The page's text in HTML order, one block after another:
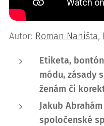
Autor: Roman Naništa,
Etiketa,
módu, zásady
ženám či
Jakub
spoločenské